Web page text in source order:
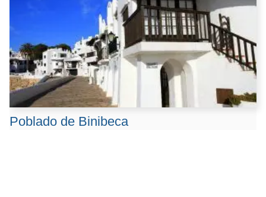
Poblado de Binibeca